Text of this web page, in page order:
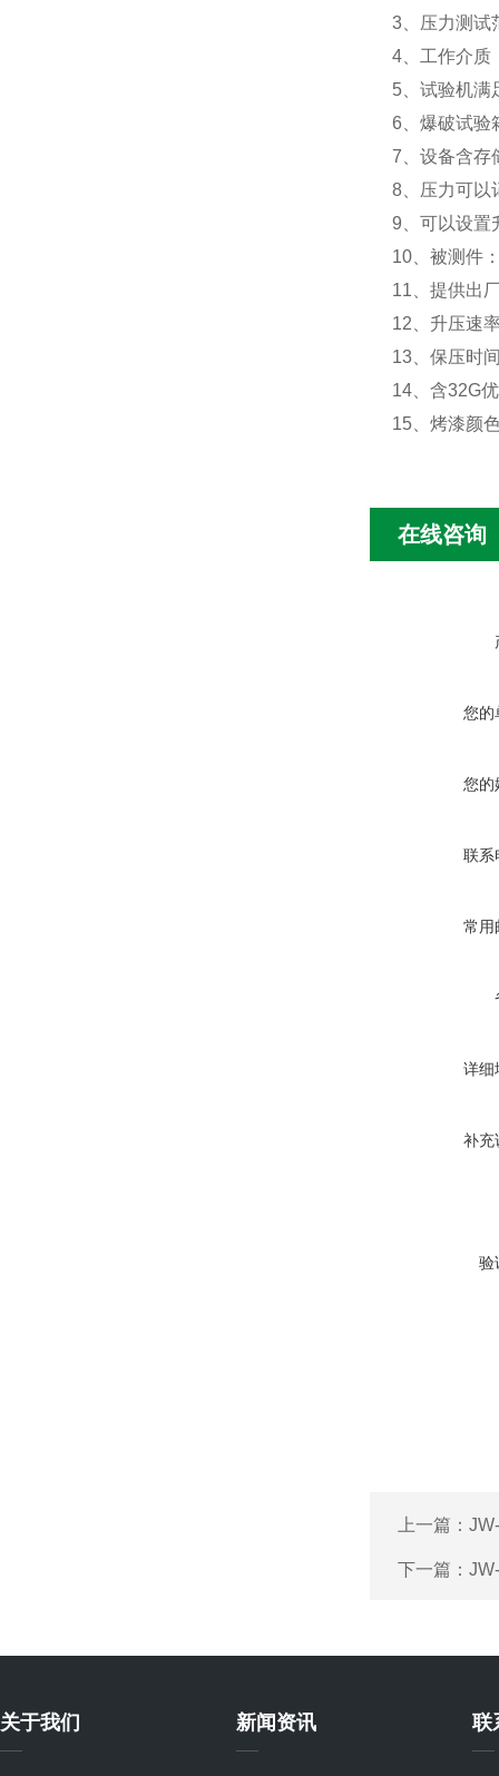
3、压力测试
4、工作介质
5、试验机满
6、爆破试验
7
设备含存
8、压力可以
9、可以设置
10、被测件
11、提供出
12、升压速
13、保压时
14、含32G
15、烤漆颜
在线咨询
您的
您的
联系
常用
详细
补充
验
上一篇：
下一篇：
关于我们 新闻资讯 联